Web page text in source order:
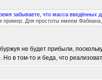
забываете, что масса введённых
пример. Для простоты имеем
не будет прибыли,
Но в том-то и беда, что